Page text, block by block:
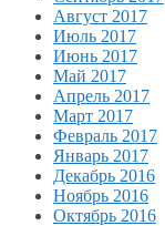
Август 2017
Июль 2017
Июнь 2017
Май 2017
Апрель 2017
Март 2017
Февраль 2017
Январь 2017
Декабрь 2016
Ноябрь 2016
Октябрь 2016